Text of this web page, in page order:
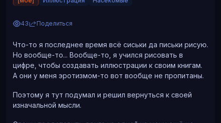
43 Поделиться
Что-то я последнее время всё сиськи да письки рисую.
Но вообще-то... Вообще-то, я учился рисовать в
цифре, чтобы создавать иллюстрации к своим книгам.
А они у меня эротизмом-то вот вообще не пропитаны.
Поэтому я тут подумал и решил вернуться к своей
изначальной мысли.